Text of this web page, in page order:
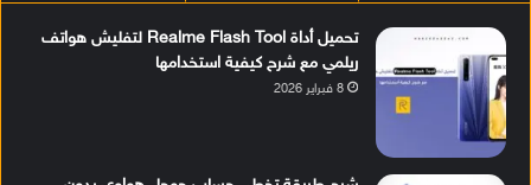
تحميل أداة Realme Flash Tool لتفليش هواتف
ريلمي مع شرح كيفية استخدامها
8 فبراير 2026